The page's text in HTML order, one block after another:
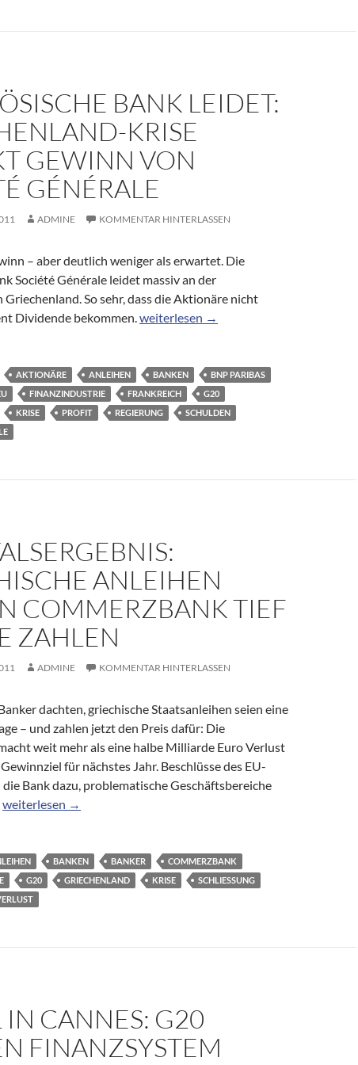
BANK LEIDET:
KRISE
GEWINN VON
GÉNÉRALE
ADMINE KOMMENTAR HINTERLASSEN
– aber deutlich weniger als erwartet. Die
Société Générale leidet massiv an der
Griechenland. So sehr, dass die Aktionäre nicht
Dividende bekommen.Französische Bank leidet:
weiterlesen →
AKTIONÄRE ANLEIHEN BANKEN
BNP PARIBAS
FINANZINDUSTRIE FRANKREICH
G20
KRISE PROFIT REGIERUNG
SCHULDEN
ANLEIHEN
COMMERZBANK TIEF I
ZAHLEN
ADMINE KOMMENTAR HINTERLASSEN
dachten, griechische Staatsanleihen seien eine
– und zahlen jetzt den Preis dafür: Die
weit mehr als eine halbe Milliarde Euro Verlust
für nächstes Jahr. Beschlüsse des EU-
Bank dazu, problematische Geschäftsbereiche
Quartalsergebnis: Griechische Anleihen reißen Commerzbank tief
weiterlesen →
BANKEN BANKER
COMMERZBANK
G20 GRIECHENLAND KRISE
SCHLIESSUNG
IN CANNES: G20
FINANZSYSTEM